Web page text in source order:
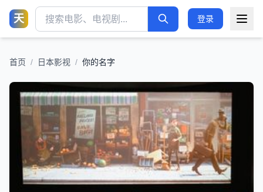
天 登录
首页 / 日本影视 / 你的名字